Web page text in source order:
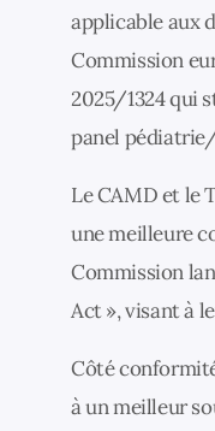
applicable aux
Commission
2025/1324 qui
panel
Le CAMD et le
une meilleure
Commission
Act », visant à
Côté
à un meilleur